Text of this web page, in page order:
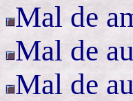
Mal de
Mal de
Mal de